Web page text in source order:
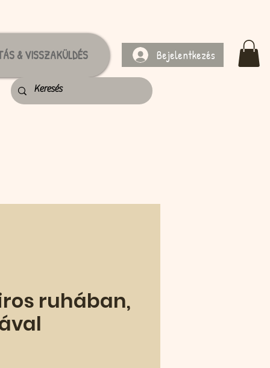
& VISSZAKÜLDÉS Bejelentkezés
ruhában,